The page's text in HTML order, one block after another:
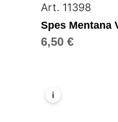
Art. 11398
Spes Mentana
6,50€
i